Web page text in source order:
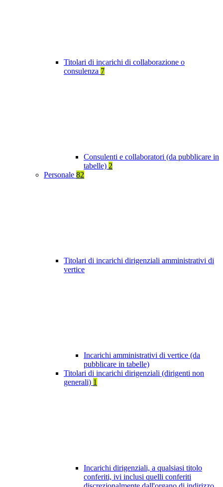
Titolari di incarichi di collaborazione o
consulenza 7
Consulenti e collaboratori (da pubblicare in
tabelle) 2
Personale 82
Titolari di incarichi dirigenziali amministrativi di
vertice
Incarichi amministrativi di vertice (da
pubblicare in tabelle)
Titolari di incarichi dirigenziali (dirigenti non
generali) 1
Incarichi dirigenziali, a qualsiasi titolo
conferiti, ivi inclusi quelli conferiti